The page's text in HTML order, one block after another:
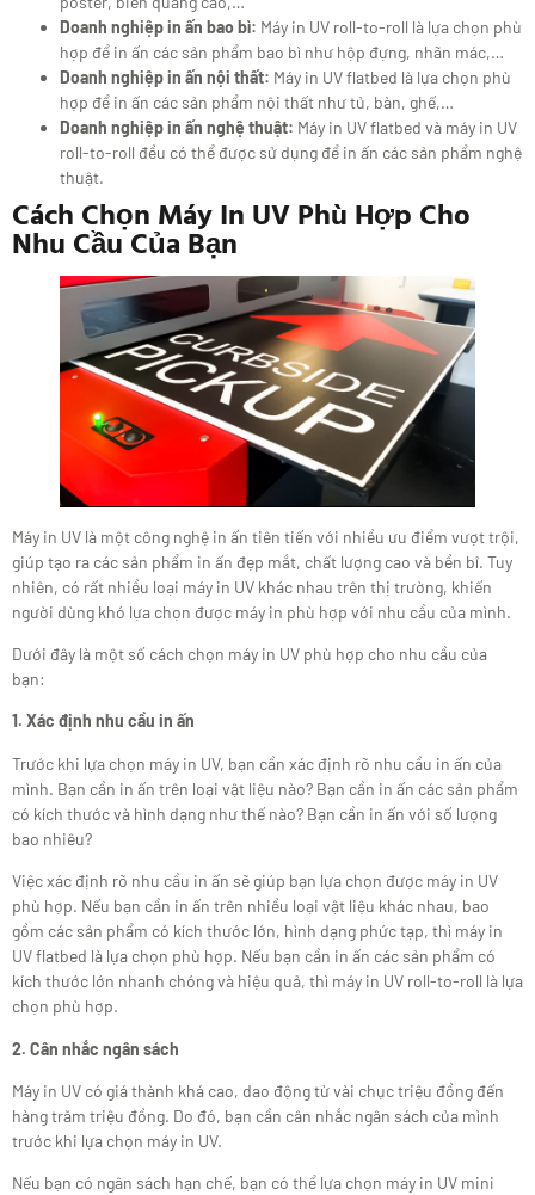
Doanh nghiệp in ấn bao bì: Máy in UV roll-to-roll là lựa chọn phù
hợp để in ấn các sản phẩm bao bì như hộp đựng, nhãn mác,…
Doanh nghiệp in ấn nội thất: Máy in UV flatbed là lựa chọn phù
hợp để in ấn các sản phẩm nội thất như tủ, bàn, ghế,…
Doanh nghiệp in ấn nghệ thuật: Máy in UV flatbed và máy in UV
roll-to-roll đều có thể được sử dụng để in ấn các sản phẩm nghệ
thuật.
Cách Chọn Máy In UV Phù Hợp Cho
Nhu Cầu Của Bạn
Máy in UV là một công nghệ in ấn tiên tiến với nhiều ưu điểm vượt trội,
giúp tạo ra các sản phẩm in ấn đẹp mắt, chất lượng cao và bền bỉ. Tuy
nhiên, có rất nhiều loại máy in UV khác nhau trên thị trường, khiến
người dùng khó lựa chọn được máy in phù hợp với nhu cầu của mình.
Dưới đây là một số cách chọn máy in UV phù hợp cho nhu cầu của
bạn:
1. Xác định nhu cầu in ấn
Trước khi lựa chọn máy in UV, bạn cần xác định rõ nhu cầu in ấn của
mình. Bạn cần in ấn trên loại vật liệu nào? Bạn cần in ấn các sản phẩm
có kích thước và hình dạng như thế nào? Bạn cần in ấn với số lượng
bao nhiêu?
Việc xác định rõ nhu cầu in ấn sẽ giúp bạn lựa chọn được máy in UV
phù hợp. Nếu bạn cần in ấn trên nhiều loại vật liệu khác nhau, bao
gồm các sản phẩm có kích thước lớn, hình dạng phức tạp, thì máy in
UV flatbed là lựa chọn phù hợp. Nếu bạn cần in ấn các sản phẩm có
kích thước lớn nhanh chóng và hiệu quả, thì máy in UV roll-to-roll là lựa
chọn phù hợp.
2. Cân nhắc ngân sách
Máy in UV có giá thành khá cao, dao động từ vài chục triệu đồng đến
hàng trăm triệu đồng. Do đó, bạn cần cân nhắc ngân sách của mình
trước khi lựa chọn máy in UV.
Nếu bạn có ngân sách hạn chế, bạn có thể lựa chọn máy in UV mini